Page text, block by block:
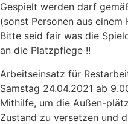
Gespielt werden darf
(sonst Personen aus einem
Bitte seid fair was die
an die Platzpflege !!
Arbeitseinsatz für
Samstag 24.04.2021 ab
Mithilfe, um die Außen-
Zustand zu versetzen und